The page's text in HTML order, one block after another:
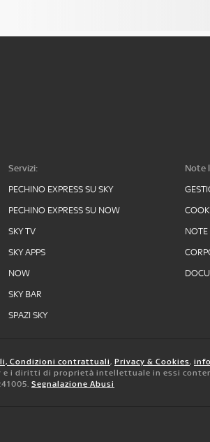
Servizi:
PECHINO EXPRESS SU SKY
PECHINO EXPRESS SU NOW
SKY TV
SKY APPS
NOW
SKY BAR
SPAZI SKY
Note
NOTE
Condizioni contrattuali, Privacy & Cookies,
e i diritti di proprietà intellettuale in essi
Segnalazione Abusi